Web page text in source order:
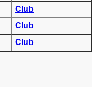
Club
Club
Club